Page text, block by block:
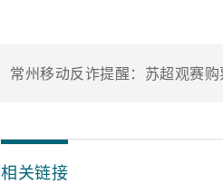
常州移动反诈提醒：苏超观赛
相关链接